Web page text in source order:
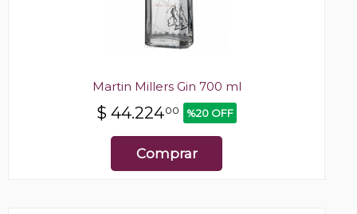
Martin Millers Gin 700 ml
$ 44.22400 %20 OFF
Comprar